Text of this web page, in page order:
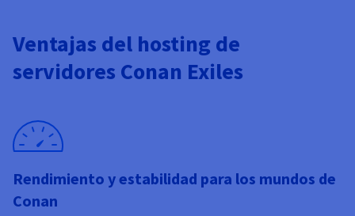
Disponibilidad por regiones
Documentación
Roadmap & Changelog
Roadmap y Changelog
Ventajas del hosting de
servidores Conan Exiles
Rendimiento y estabilidad para los mundos de
Conan